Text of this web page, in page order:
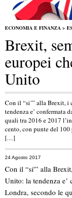
ECONOMIA E FINANZA >
Brexit,
europei
Unito
Con il “si’” alla Brexit,
tendenza e’ confermata
quali tra 2016 e 2017
cento, con punte del
[…]
24 Agosto 2017
Con il “si'” alla
Unito: la tendenza
Londra, secondo le